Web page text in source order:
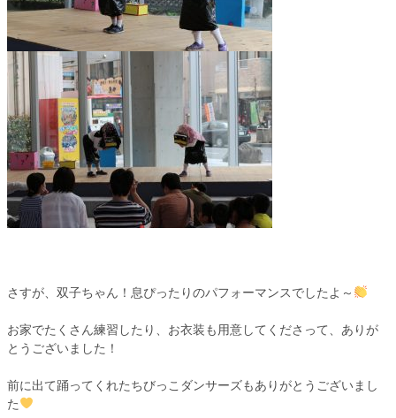
さすが、双子ちゃん！息ぴったりのパフォーマンスでしたよ～
お家でたくさん練習したり、お衣装も用意してくださって、ありが
とうございました！
前に出て踊ってくれたちびっこダンサーズもありがとうございまし
た